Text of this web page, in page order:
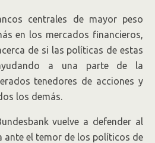
centrales de mayor peso
en los mercados financieros,
de si las políticas de estas
a una parte de la
tenedores de acciones y
los demás.
vuelve a defender al
ante el temor de los políticos de